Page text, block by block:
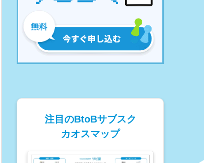
注目のBtoBサブスク
カオスマップ